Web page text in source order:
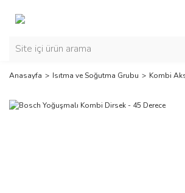
Anasayfa Isıtma ve Soğutma Grubu Kombi